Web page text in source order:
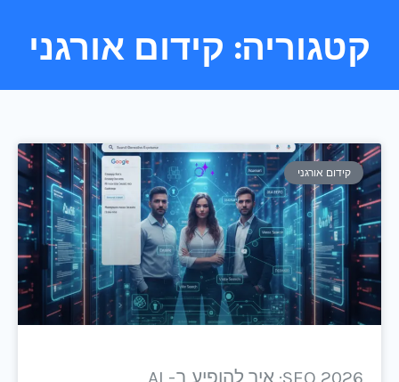
קטגוריה: קידום אורגני
קידום אורגני
SEO 2026: איך להופיע ב- AI